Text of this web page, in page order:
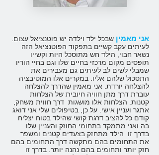
אני מאמין שבכל ילד וילדה יש פוטנציאל עצום.
לעיתים עקב קשיים בתפקוד הפוטנציאל הזה
נשאר חבוי, הילד חש מתוסכל היות וקשייו
תופסים מקום מרכזי בחיים שלו וגם בחיי הוריו
שמבלי לשים לב לעיתים גם מעבירים את
התסכול שלהם אליו. במקרים אלו המוטיבציה
להצלחה יורדת. אני מאמין שהדרך להצלחה
עוברת דרך מתן חוויה חיובית של הצלחות
קטנות. הצלחות אלו מושגות דרך חווית משחק,
אתגר ועניין אישי. על כן, בטיפולים שלי אני דואג
קודם כל להציב דרגת קושי שהילד בטוח יצליח
בה ואני מתמקד בתחומי החוזק והעניין שלו.
בדרך זו הילד מתחזק בצעדים קטנים ומשפר
את התחומים בהם מתקשה דרך התחומים בהם
חזק יותר ותחומים בהם נהנה יותר. בדרך זו